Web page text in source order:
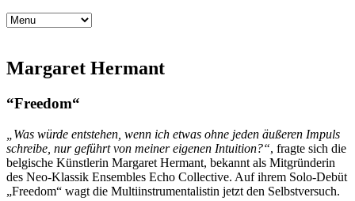
Margaret Hermant
“Freedom“
„Was würde entstehen, wenn ich etwas ohne jeden äußeren Impuls
schreibe, nur geführt von meiner eigenen Intuition?“, fragte sich die
belgische Künstlerin Margaret Hermant, bekannt als Mitgründerin
des Neo-Klassik Ensembles Echo Collective. Auf ihrem Solo-Debüt
„Freedom“ wagt die Multiinstrumentalistin jetzt den Selbstversuch.